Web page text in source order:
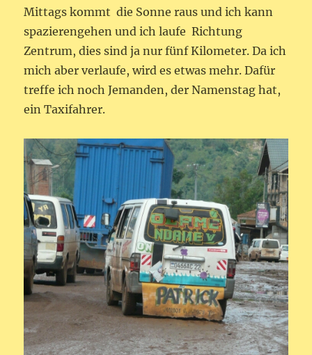
Mittags kommt die Sonne raus und ich kann
spazierengehen und ich laufe Richtung
Zentrum, dies sind ja nur fünf Kilometer. Da ich
mich aber verlaufe, wird es etwas mehr. Dafür
treffe ich noch Jemanden, der Namenstag hat,
ein Taxifahrer.